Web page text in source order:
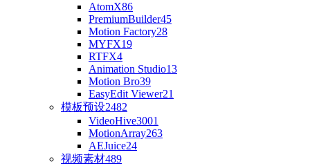
AtomX86
PremiumBuilder45
Motion Factory28
MYFX19
RTFX4
Animation Studio13
Motion Bro39
EasyEdit Viewer21
模板预设2482
VideoHive3001
MotionArray263
AEJuice24
视频素材489